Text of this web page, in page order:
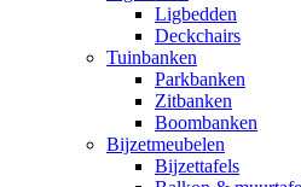
Ligbedden
Deckchairs
Tuinbanken
Parkbanken
Zitbanken
Boombanken
Bijzetmeubelen
Bijzettafels